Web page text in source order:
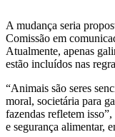
A mudança seria
Comissão em
Atualmente, apenas
estão incluídos nas
“Animais são seres
moral, societária para
fazendas refletem
e segurança alimentar,